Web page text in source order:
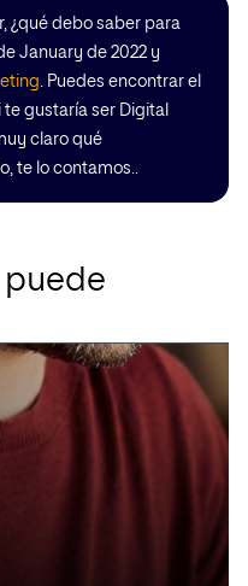
¿qué debo saber para
January de 2022 y
. Puedes encontrar el
gustaría ser Digital
claro qué
te lo contamos..
puede